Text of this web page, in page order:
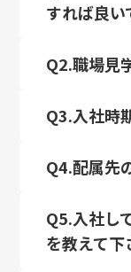
すれば良い
Q2.職場見
Q3.入社時
Q4.配属先
Q5.入社し
を教えて下